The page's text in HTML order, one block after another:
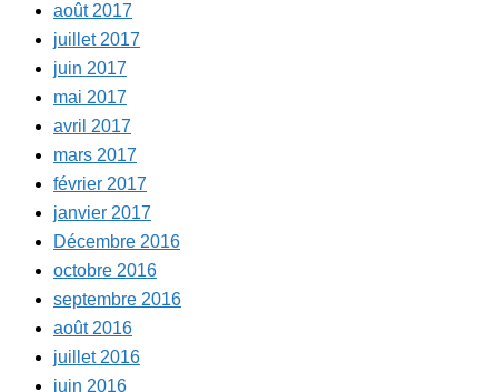
août 2017
juillet 2017
juin 2017
mai 2017
avril 2017
mars 2017
février 2017
janvier 2017
Décembre 2016
octobre 2016
septembre 2016
août 2016
juillet 2016
juin 2016